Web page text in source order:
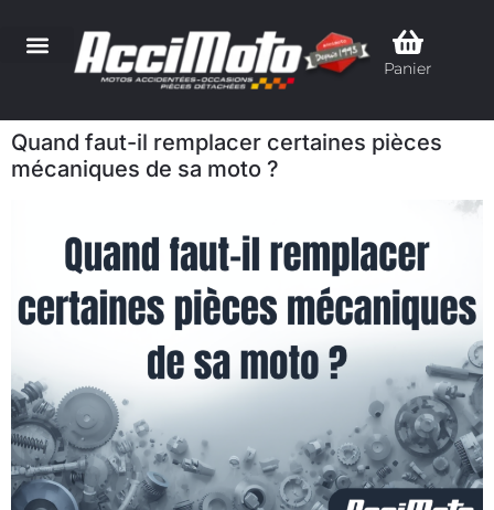
Panier
Quand faut-il remplacer certaines pièces
mécaniques de sa moto ?